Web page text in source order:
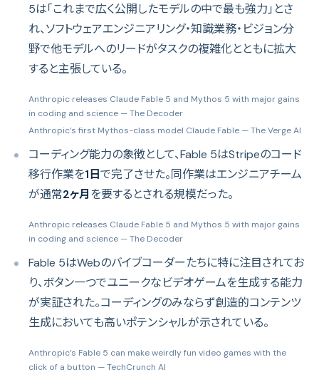
5は「これまで広く公開したモデルの中で最も強力」とさ
れ、ソフトウェアエンジニアリング・知識業務・ビジョン分
野で他モデルへのリードがタスクの複雑化とともに拡大
すると主張している。
Anthropic releases Claude Fable 5 and Mythos 5 with major gains
in coding and science — The Decoder
Anthropic’s first Mythos-class model Claude Fable — The Verge AI
コーディング能力の象徴として、Fable 5はStripeのコード
移行作業を1日で完了させた。同作業はエンジニアチーム
が通常2ヶ月を要するとされる規模だった。
Anthropic releases Claude Fable 5 and Mythos 5 with major gains
in coding and science — The Decoder
Fable 5はWebのバイブコーダーたちに特に注目されてお
り、ボタン一つでユニークなビデオゲームを生成する能力
が実証された。コーディングのみならず創造的コンテンツ
生成においても高いポテンシャルが示されている。
Anthropic’s Fable 5 can make weirdly fun video games with the
click of a button — TechCrunch AI